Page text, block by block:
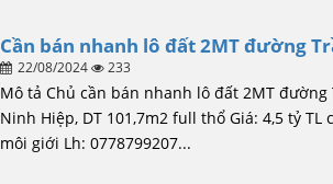
Cần bán nhanh lô đất 2MT đường
22/08/2024 233
Mô tả Chủ cần bán nhanh lô đất 2MT đường
Ninh Hiệp, DT 101,7m2 full thổ Giá: 4,5 tỷ TL
môi giới Lh: 0778799207...